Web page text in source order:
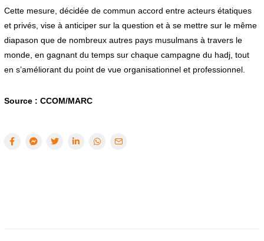
Cette mesure, décidée de commun accord entre acteurs étatiques
et privés, vise à anticiper sur la question et à se mettre sur le même
diapason que de nombreux autres pays musulmans à travers le
monde, en gagnant du temps sur chaque campagne du hadj, tout
en s’améliorant du point de vue organisationnel et professionnel.
Source : CCOM/MARC